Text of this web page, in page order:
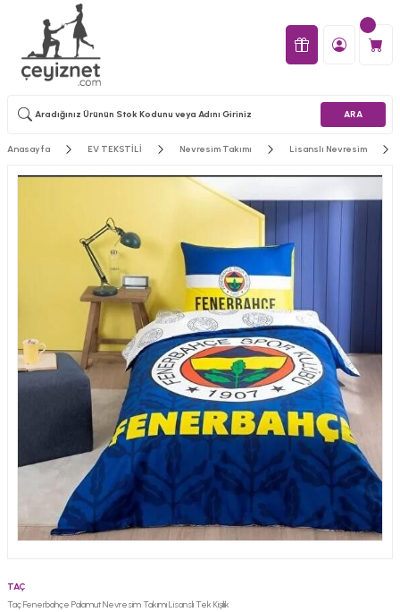
ARA
Anasayfa EV TEKSTİLİ Nevresim Takımı Lisanslı Nevresim
TAÇ
Taç Fenerbahçe Palamut Nevresim Takımı Lisanslı Tek Kişilik